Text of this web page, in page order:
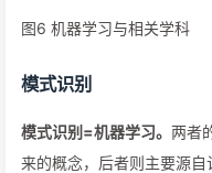
图6 机器学习与相关学科
模式识别
模式识别=机器学习。 两者
来的概念，后者则主要源